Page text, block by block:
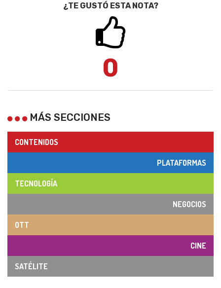
¿TE GUSTÓ ESTA NOTA?
0
MÁS SECCIONES
CONTENIDOS
PLATAFORMAS
TECNOLOGÍA
NEGOCIOS
OTT
CINE
SATÉLITE